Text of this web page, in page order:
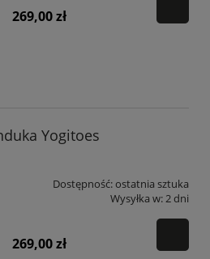
269,00 zł
Yogitoes
Dostępność:ostatnia sztuka
Wysyłka w:2 dni
269,00 zł